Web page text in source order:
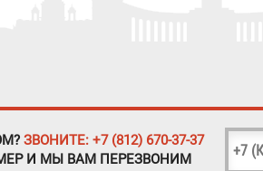
ЗВОНИТЕ: +7 (812) 670-37-37
И МЫ ВАМ ПЕРЕЗВОНИМ